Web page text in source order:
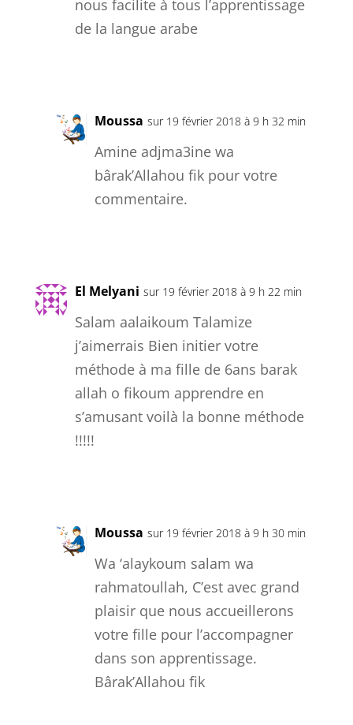
nous facilite à tous l’apprentissage
de la langue arabe
Moussa sur 19 février 2018 à 9 h 32 min
Amine adjma3ine wa
bârak’Allahou fik pour votre
commentaire.
El Melyani sur 19 février 2018 à 9 h 22 min
Salam aalaikoum Talamize
j’aimerrais Bien initier votre
méthode à ma fille de 6ans barak
allah o fikoum apprendre en
s’amusant voilà la bonne méthode
!!!!!
Moussa sur 19 février 2018 à 9 h 30 min
Wa ‘alaykoum salam wa
rahmatoullah, C’est avec grand
plaisir que nous accueillerons
votre fille pour l’accompagner
dans son apprentissage.
Bârak’Allahou fik